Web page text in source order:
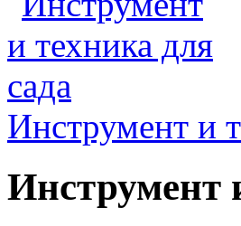
Инструмент и
Инструмент